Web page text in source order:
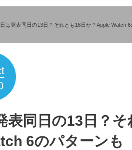
は発表同日の13日？それとも16日か？Apple Watch 6
表同日の13日？そ
6のパターンも